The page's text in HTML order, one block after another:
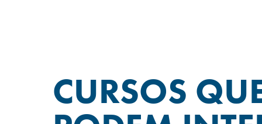
CURSOS